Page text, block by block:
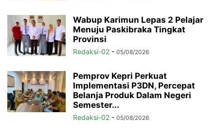
Wabup Karimun Lepas 2 Pelajar
Menuju Paskibraka Tingkat
Provinsi
Redaksi-02 - 05/08/2026
Pemprov Kepri Perkuat
Implementasi P3DN, Percepat
Belanja Produk Dalam Negeri
Semester...
Redaksi-02 - 05/08/2026